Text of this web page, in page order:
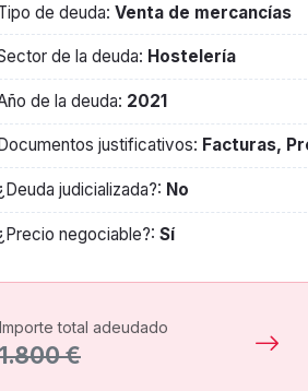
de deuda: Venta de mercancías
de la deuda: Hostelería
de la deuda: 2021
Documentos justificativos: Facturas,
judicializada?: No
negociable?: Sí
Importe total adeudado
1.800 €